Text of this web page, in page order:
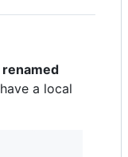
a local